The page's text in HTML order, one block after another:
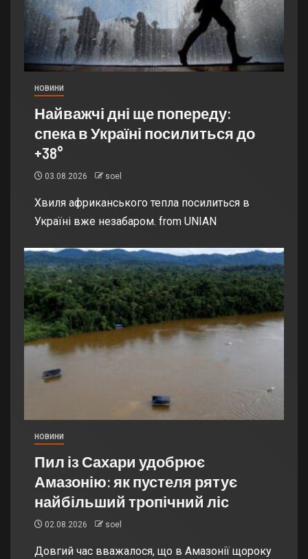
НОВИНИ
Найважчі дні ще попереду:
спека в Україні посилиться до
+38°
03.08.2026 soel
Хвиля африканського тепла посилиться в
Україні вже незабаром. from UNIAN
НОВИНИ
Пил із Сахари удобрює
Амазонію: як пустеля рятує
найбільший тропічний ліс
02.08.2026 soel
Довгий час вважалося, що в Амазонії щороку